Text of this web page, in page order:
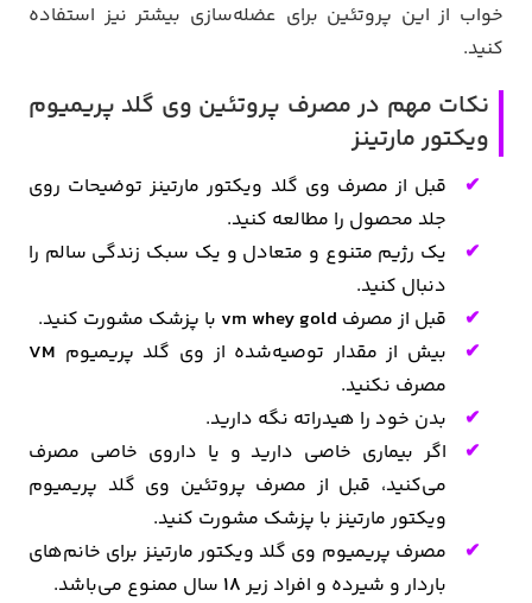
خواب از این پروتئین برای عضله‌سازی بیشتر نیز استفاده
کنید.
نکات مهم در مصرف پروتئین وی گلد پریمیوم
ویکتور مارتینز
قبل از مصرف وی گلد ویکتور مارتینز توضیحات روی
جلد محصول را مطالعه کنید.
یک رژیم متنوع و متعادل و یک سبک زندگی سالم را
دنبال کنید.
قبل از مصرف vm whey gold با پزشک مشورت کنید.
بیش از مقدار توصیه‌شده از وی گلد پریمیوم VM
مصرف نکنید.
بدن خود را هیدراته نگه دارید.
اگر بیماری خاصی دارید و یا داروی خاصی مصرف
می‌کنید، قبل از مصرف پروتئین وی گلد پریمیوم
ویکتور مارتینز با پزشک مشورت کنید.
مصرف پریمیوم وی گلد ویکتور مارتینز برای خانم‌های
باردار و شیرده و افراد زیر18 سال ممنوع می‌باشد.